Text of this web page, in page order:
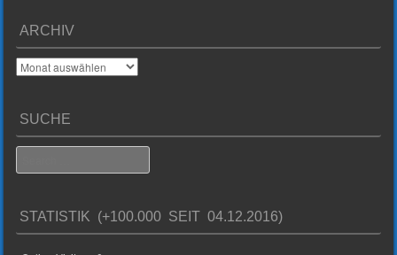
ARCHIV
Archiv
SUCHE
STATISTIK (+100.000 SEIT 04.12.2016)